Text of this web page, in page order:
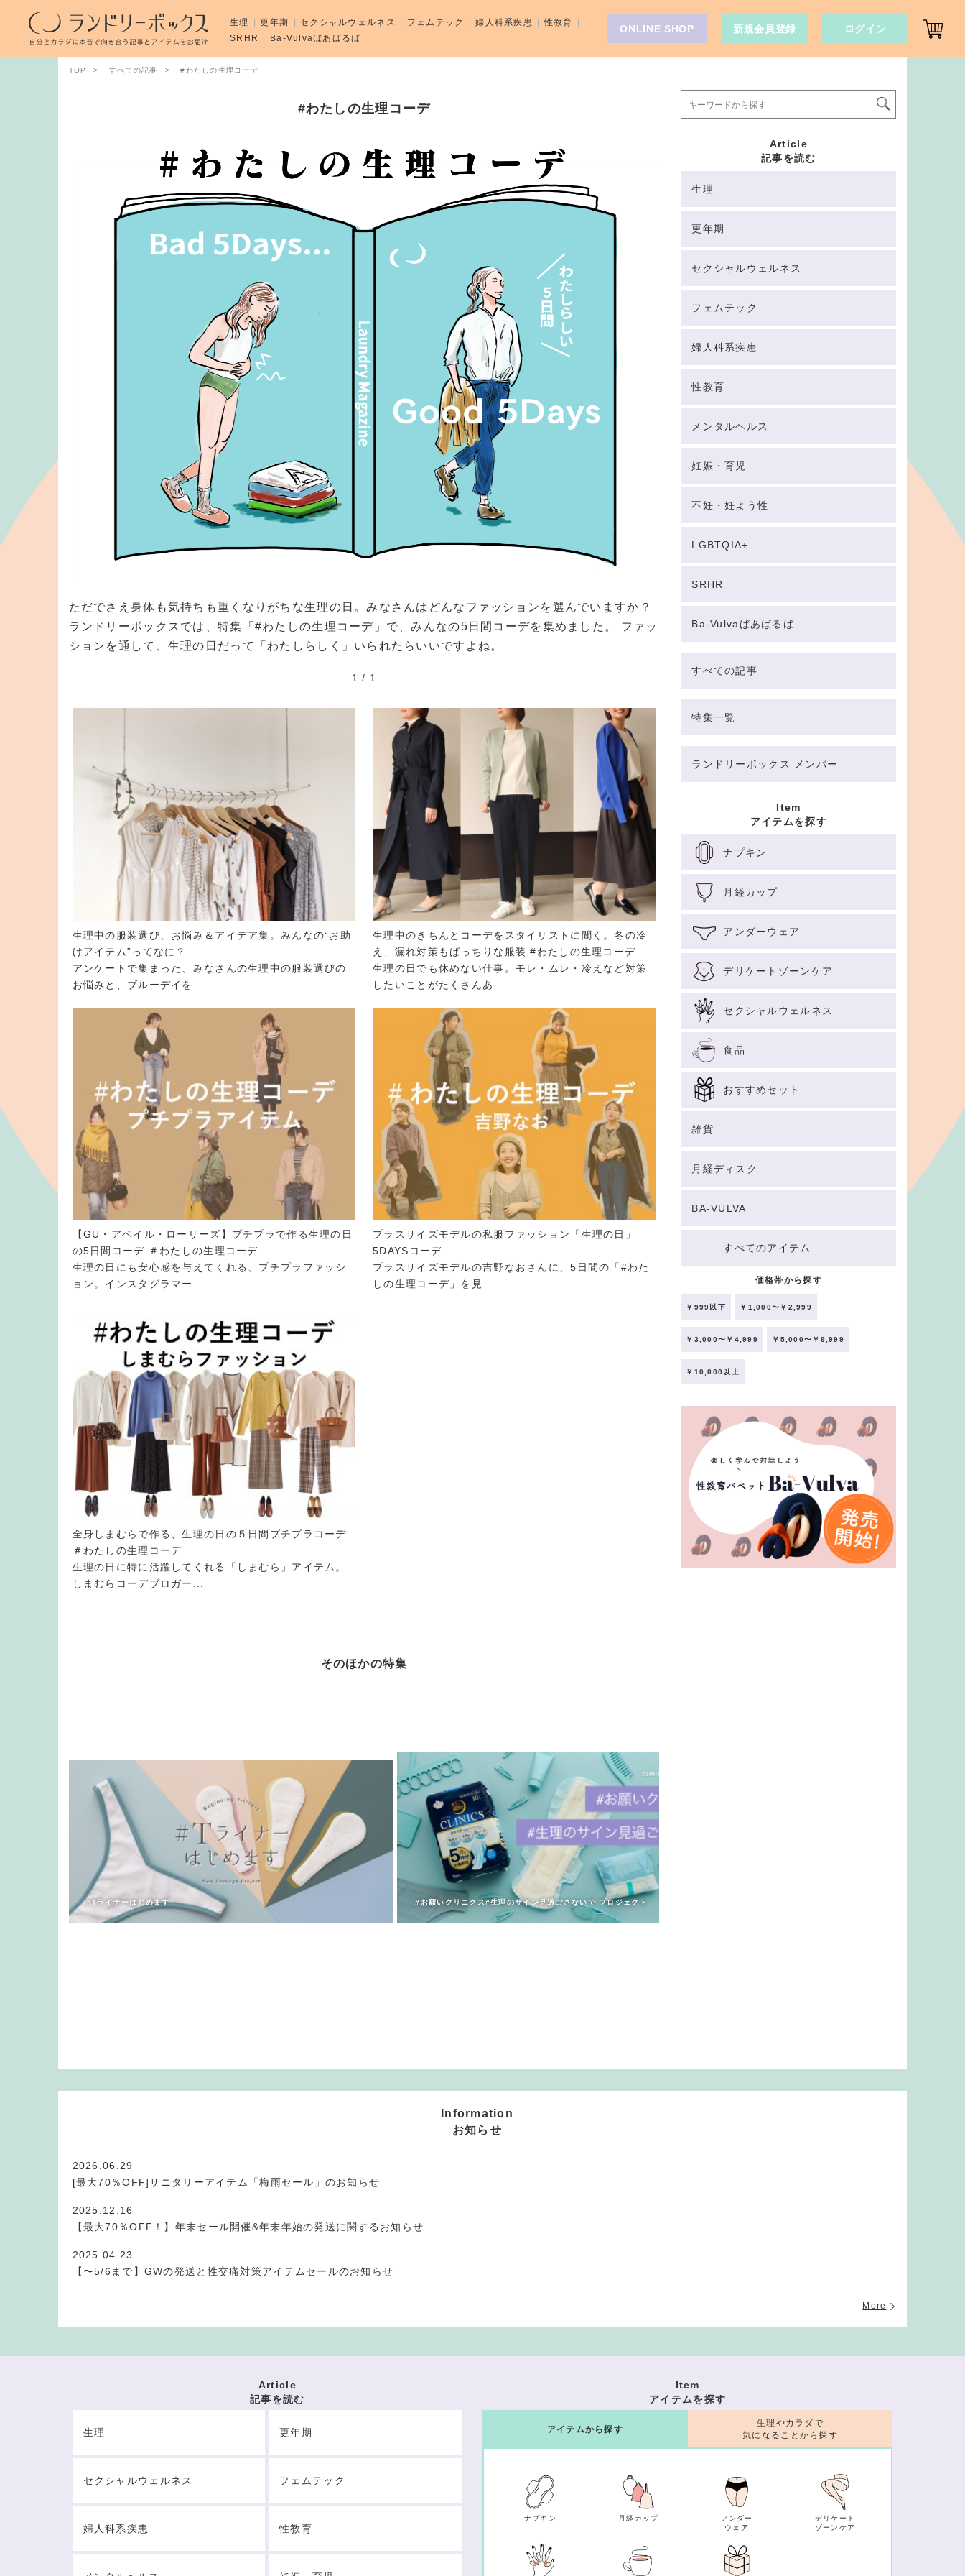
TOP すべての記事 #わたしの生理コーデ
#わたしの生理コーデ
ただでさえ身体も気持ちも重くなりがちな生理の日。みなさんはどんなファッションを選んでいますか？
ランドリーボックスでは、特集「#わたしの生理コーデ」で、みんなの5日間コーデを集めました。 ファッ
ションを通して、生理の日だって「わたしらしく」いられたらいいですよね。
1 / 1
生理中の服装選び、お悩み＆アイデア集。みんなの“お助
けアイテム”ってなに？
アンケートで集まった、みなさんの生理中の服装選びの
お悩みと、ブルーデイを...
生理中のきちんとコーデをスタイリストに聞く。冬の冷
え、漏れ対策もばっちりな服装 #わたしの生理コーデ
生理の日でも休めない仕事。モレ・ムレ・冷えなど対策
したいことがたくさんあ...
【GU・アベイル・ローリーズ】プチプラで作る生理の日
の5日間コーデ ＃わたしの生理コーデ
生理の日にも安心感を与えてくれる、プチプラファッシ
ョン。インスタグラマー...
プラスサイズモデルの私服ファッション「生理の日」
5DAYSコーデ
プラスサイズモデルの吉野なおさんに、5日間の「#わた
しの生理コーデ」を見...
全身しまむらで作る、生理の日の５日間プチプラコーデ
＃わたしの生理コーデ
生理の日に特に活躍してくれる「しまむら」アイテム。
しまむらコーデブロガー...
そのほかの特集
#Tライナーはじめます #お願いクリニクス#生理のサイン見過ごさないで プロジェクト
Article
記事を読む
生理
更年期
セクシャルウェルネス
フェムテック
婦人科系疾患
性教育
メンタルヘルス
妊娠・育児
不妊・妊よう性
LGBTQIA+
SRHR
Ba-Vulvaばあばるば
すべての記事
特集一覧
ランドリーボックス メンバー
Item
アイテムを探す
ナプキン
月経カップ
アンダーウェア
デリケートゾーンケア
セクシャルウェルネス
食品
おすすめセット
雑貨
月経ディスク
BA-VULVA
すべてのアイテム
価格帯から探す
￥999以下 ￥1,000〜￥2,999
￥3,000〜￥4,999 ￥5,000〜￥9,999
￥10,000以上
Information
お知らせ
2026.06.29
[最大70％OFF]サニタリーアイテム「梅雨セール」のお知らせ
2025.12.16
【最大70％OFF！】年末セール開催&年末年始の発送に関するお知らせ
2025.04.23
【〜5/6まで】GWの発送と性交痛対策アイテムセールのお知らせ
More
Article
記事を読む
生理 更年期
セクシャルウェルネス フェムテック
婦人科系疾患 性教育
Item
アイテムを探す
アイテムから探す
ナプキン 月経カップ
アンダー
ウェア
デリケート
ゾーンケア
生理やカラダで
気になることから探す
生理 更年期 セクシャルウェルネス フェムテック 婦人科系疾患
性教育
SRHR
Ba-Vulvaばあばるば
ONLINE SHOP 新規会員登録 ログイン